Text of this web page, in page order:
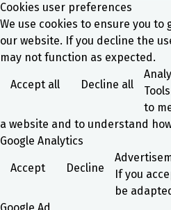
Cookies user preferences
We use cookies to ensure you
our website. If you decline the
may not function as expected.
Accept all Decline all
to
a website and to understand
Google Analytics
Accept Decline
If you
be